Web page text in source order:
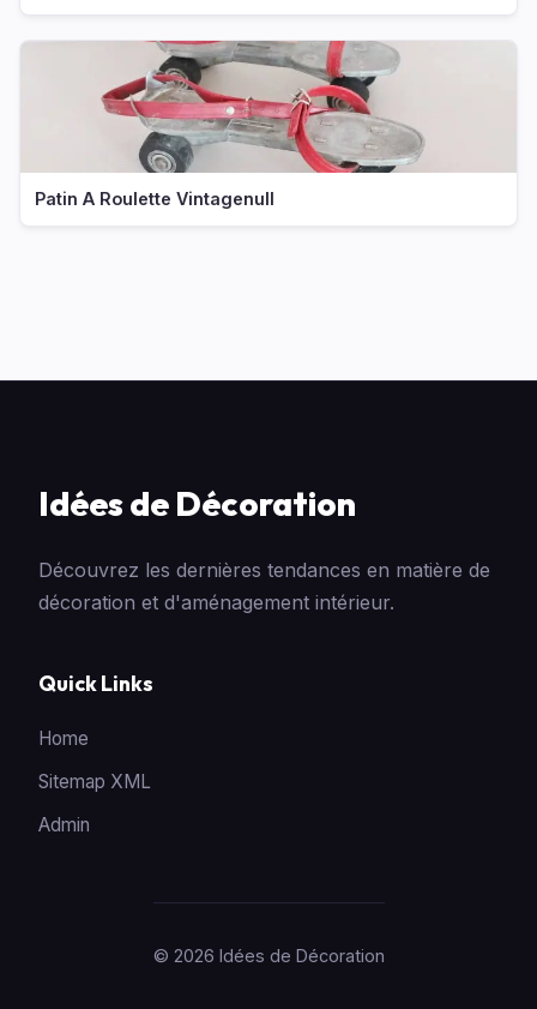
Patin A Roulette Vintagenull
Idées de Décoration
Découvrez les dernières tendances en matière de
décoration et d'aménagement intérieur.
Quick Links
Home
Sitemap XML
Admin
© 2026 Idées de Décoration